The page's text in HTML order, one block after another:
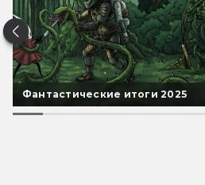
Фантастические итоги 2025